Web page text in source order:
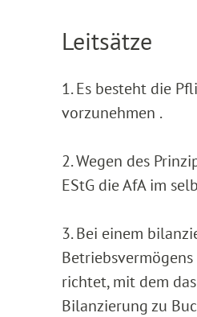
Leitsätze
1. Es besteht die
vorzunehmen .
2. Wegen des
EStG die AfA im
3. Bei einem
richtet, mit dem
Bilanzierung zu